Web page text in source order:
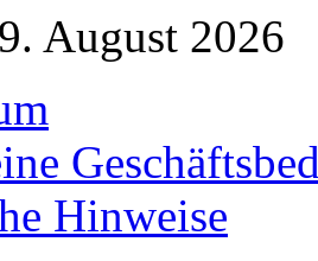
August 2026
Hinweise